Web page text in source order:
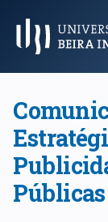
Menu
Públicas